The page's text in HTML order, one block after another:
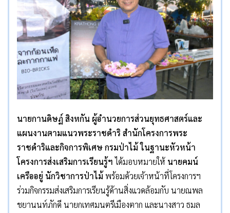
นายกานดิษฏ์ สิงหกัน ผู้อำนวยการส่วนยุทธศาสตร์และ
แผนงานตามแนวพระราชดำริ สำนักโครงการพระ
ราชดำริและกิจการพิเศษ กรมป่าไม้ ในฐานะหัวหน้า
โครงการส่งเสริมการเรียนรู้ฯได้มอบหมายให้ นายคมน์
เครืออยู่ นักวิชาการป่าไม้พร้อมด้วยเจ้าหน้าที่โครงการฯ
ร่วมกิจกรรมส่งเสริมการเรียนรู้ด้านสิ่งแวดล้อมกับ นายณพล
ชยานนท์ภักดี นายกเทศมนตรีเมืองตาก และนางสาว ธมล